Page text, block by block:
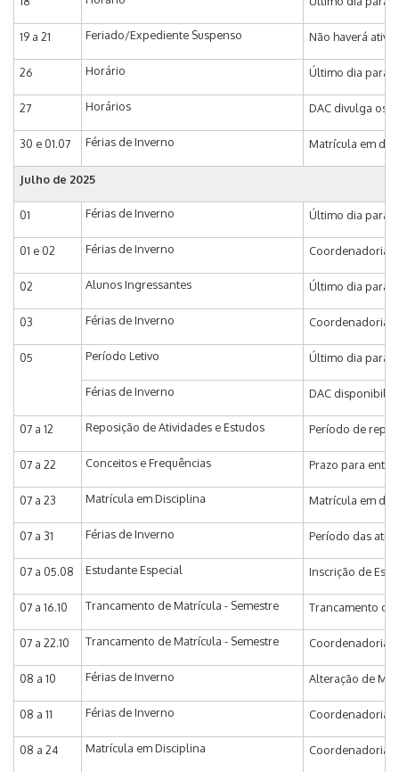
19 a 21 Feriado/Expediente Suspenso Não haverá
26 Horário Último dia para
27 Horários DAC divulga os
30 e 01.07 Férias de Inverno Matrícula em
Julho de 2025
01 Férias de Inverno Último dia para
01 e 02 Férias de Inverno Coordenadoria
02 Alunos Ingressantes Último dia para
03 Férias de Inverno Coordenadoria
05 Período Letivo Último dia para
Férias de Inverno DAC
07 a 12 Reposição de Atividades e Estudos Período de
07 a 22 Conceitos e Frequências Prazo para
07 a 23 Matrícula em Disciplina Matrícula em
07 a 31 Férias de Inverno Período das
07 a 05.08 Estudante Especial Inscrição de
07 a 16.10 Trancamento de Matrícula - Semestre Trancamento de
07 a 22.10 Trancamento de Matrícula - Semestre Coordenadoria
08 a 10 Férias de Inverno Alteração de
08 a 11 Férias de Inverno Coordenadoria
08 a 24 Matrícula em Disciplina Coordenadoria